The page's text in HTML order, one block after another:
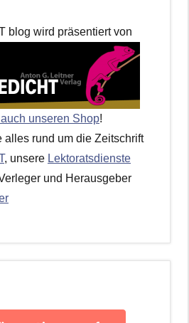
blog wird präsentiert von
unseren Shop!
alles rund um die Zeitschrift
, unsere Lektoratsdienste
und Herausgeber